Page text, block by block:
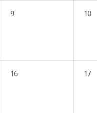
9 10
16 17